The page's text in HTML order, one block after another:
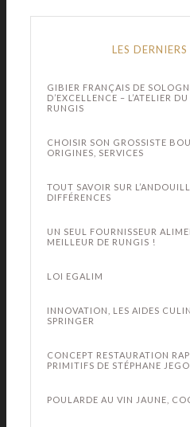
LES
GIBIER FRANÇAIS DE
D’EXCELLENCE – L’ATELIER
RUNGIS
CHOISIR SON GROSSISTE
ORIGINES, SERVICES
TOUT SAVOIR SUR
DIFFÉRENCES
UN SEUL FOURNISSEUR
MEILLEUR DE RUNGIS !
LOI EGALIM
INNOVATION, LES AIDES
SPRINGER
CONCEPT RESTAURATION
PRIMITIFS DE STÉPHANE
POULARDE AU VIN JAUNE,